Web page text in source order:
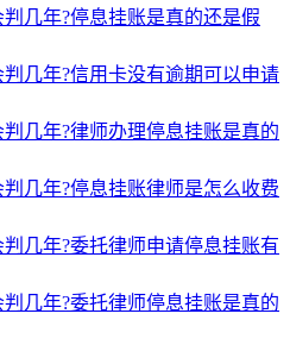
几年?停息挂账是真的还是假
几年?信用卡没有逾期可以申请
几年?律师办理停息挂账是真的
几年?停息挂账律师是怎么收费
几年?委托律师申请停息挂账有
几年?委托律师停息挂账是真的